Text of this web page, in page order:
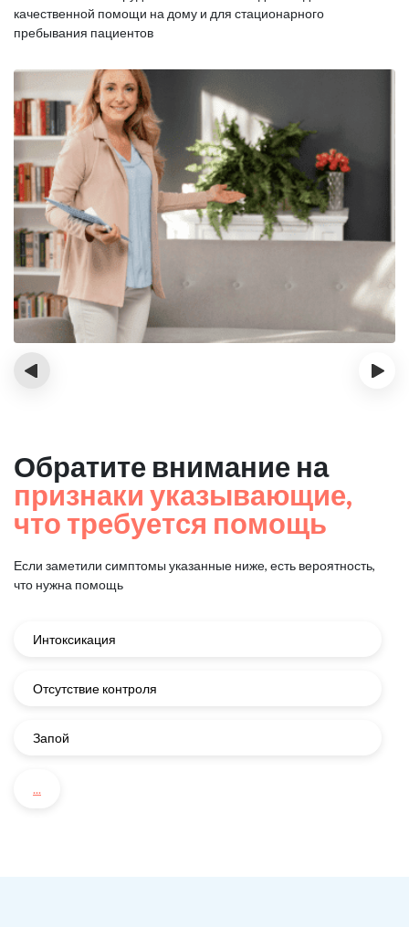
качественной помощи на дому и для стационарного
пребывания пациентов
‹ ›
Обратите внимание на
признаки указывающие,
что требуется помощь
Если заметили симптомы указанные ниже, есть вероятность,
что нужна помощь
Интоксикация
Отсутствие контроля
Запой
...